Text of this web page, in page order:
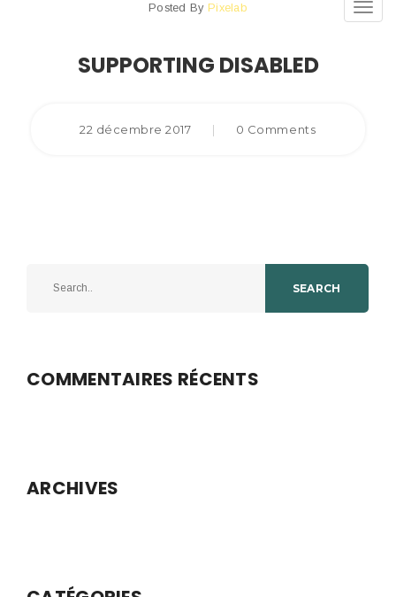
Posted By Pixelab
SUPPORTING DISABLED
22 décembre 2017 | 0 Comments
SEARCH
COMMENTAIRES RÉCENTS
ARCHIVES